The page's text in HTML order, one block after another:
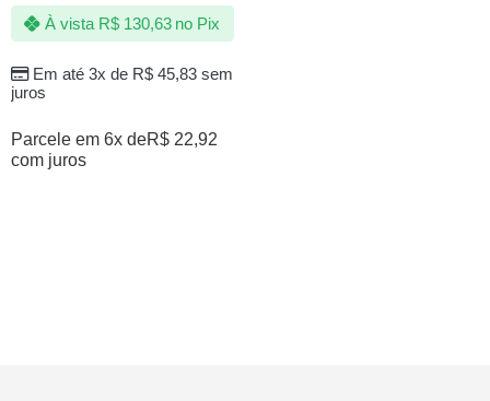
Em até 3x de R$45,83sem
juros
À vista R$130,63 no Pix
Parcele em 6x deR$ 22,92
com juros